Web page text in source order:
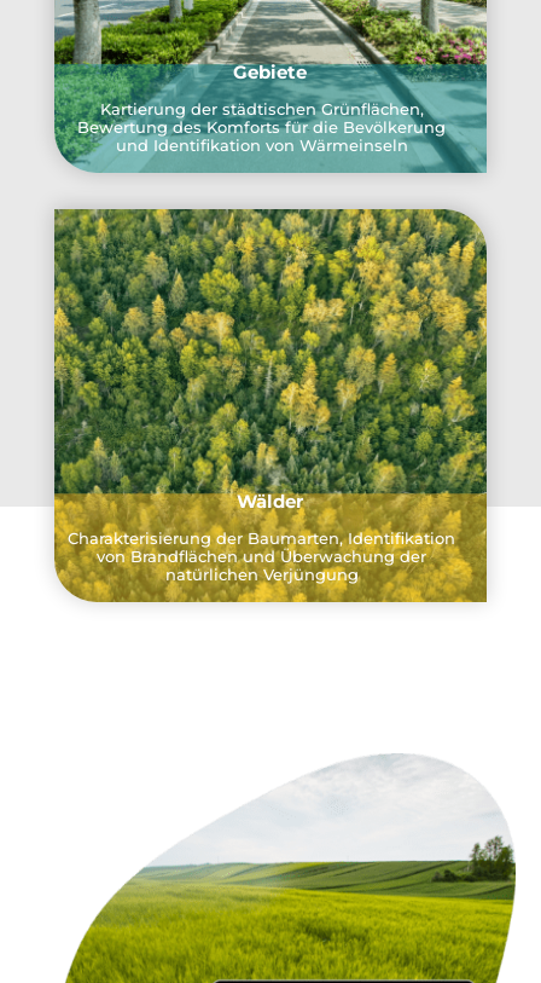
Gebiete
Kartierung der städtischen Grünflächen,
Bewertung des Komforts für die Bevölkerung
und Identifikation von Wärmeinseln
Wälder
Charakterisierung der Baumarten, Identifikation
von Brandflächen und Überwachung der
natürlichen Verjüngung